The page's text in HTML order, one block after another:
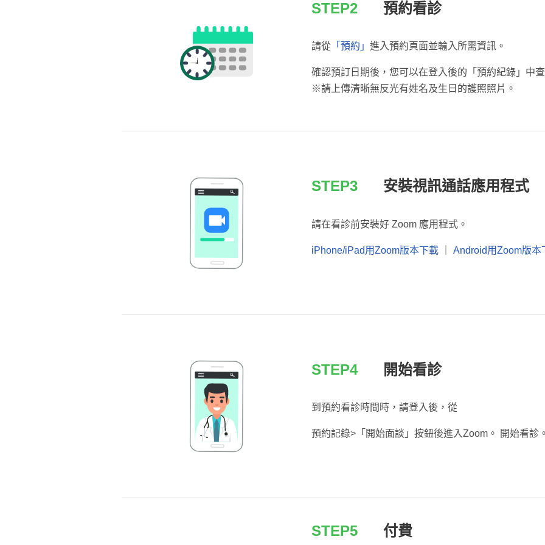
STEP2 預約看診
請從「預約」 進入預約頁面並輸入所需資訊。
確認預訂日期後，您可以在登入後的「預約紀錄」中
※請上傳清晰無反光有姓名及生日的護照照片。
STEP3 安裝視訊通話應用程式
請在看診前安裝好 Zoom 應用程式。
iPhone/iPad用Zoom版本下載｜ Android用Zoom版本
STEP4 開始看診
到預約看診時間時，請登入後，從
預約記錄>「開始面談」按鈕後進入Zoom。 開始看診。
STEP5 付費